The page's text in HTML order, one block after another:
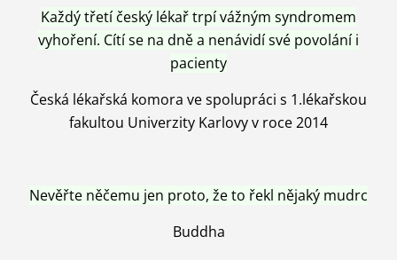
Každý třetí český lékař trpí vážným syndromem
vyhoření. Cítí se na dně a nenávidí své povolání i
pacienty
Česká lékařská komora ve spolupráci s 1.lékařskou
fakultou Univerzity Karlovy v roce 2014
Nevěřte něčemu jen proto, že to řekl nějaký mudrc
Buddha